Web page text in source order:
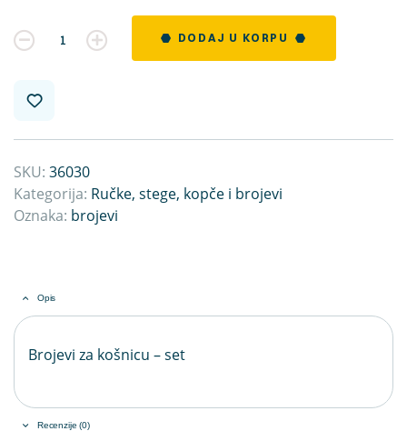
Kvantitet DODAJ U KORPU
SKU: 36030
Kategorija: Ručke, stege, kopče i brojevi
Oznaka: brojevi
Opis
Brojevi za košnicu – set
Recenzije (0)